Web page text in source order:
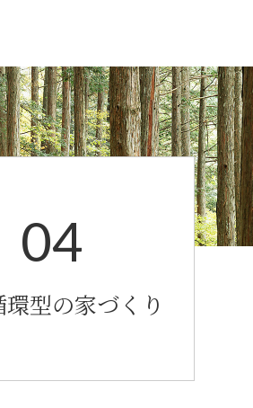
04
型の家づくり